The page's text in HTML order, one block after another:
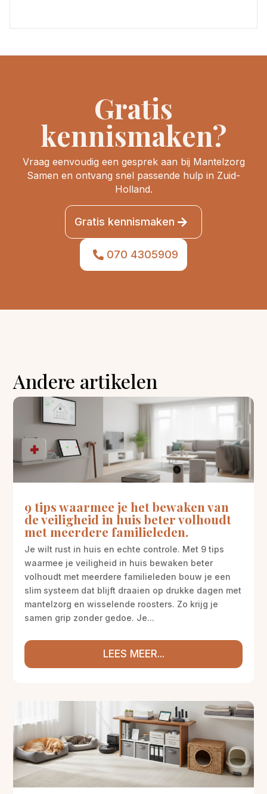
Gratis
kennismaken?
Vraag eenvoudig een gesprek aan bij Mantelzorg
Samen en ontvang snel passende hulp in Zuid-
Holland.
Gratis kennismaken
070 4305909
Andere artikelen
9 tips waarmee je het bewaken van
de veiligheid in huis beter volhoudt
met meerdere familieleden.
Je wilt rust in huis en echte controle. Met 9 tips
waarmee je veiligheid in huis bewaken beter
volhoudt met meerdere familieleden bouw je een
slim systeem dat blijft draaien op drukke dagen met
mantelzorg en wisselende roosters. Zo krijg je
samen grip zonder gedoe. Je...
LEES MEER...